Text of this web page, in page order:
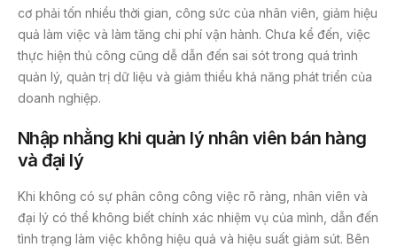
cơ phải tốn nhiều thời gian, công sức của nhân viên, giảm hiệu
quả làm việc và làm tăng chi phí vận hành. Chưa kể đến, việc
thực hiện thủ công cũng dễ dẫn đến sai sót trong quá trình
quản lý, quản trị dữ liệu và giảm thiểu khả năng phát triển của
doanh nghiệp.
Nhập nhằng khi quản lý nhân viên bán hàng
và đại lý
Khi không có sự phân công công việc rõ ràng, nhân viên và
đại lý có thể không biết chính xác nhiệm vụ của mình, dẫn đến
tình trạng làm việc không hiệu quả và hiệu suất giảm sút. Bên